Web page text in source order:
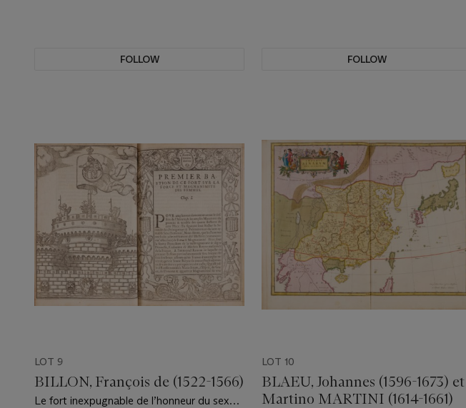
FOLLOW FOLLOW
LOT 9
BILLON, François de (1522-1566)
Le fort inexpugnable de l’honneur du sexe
LOT 10
BLAEU, Johannes (1596-1673) et
Martino MARTINI (1614-1661)